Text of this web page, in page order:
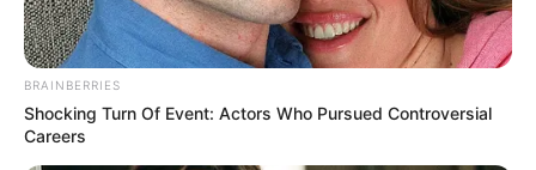
BRAINBERRIES
Shocking Turn Of Event: Actors Who Pursued Controversial
Careers